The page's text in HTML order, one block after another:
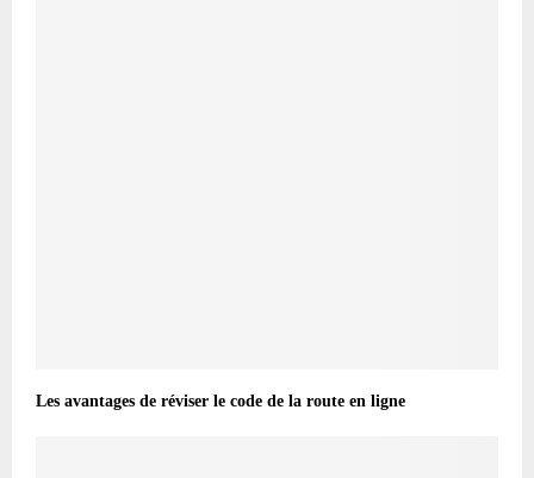
Les avantages de réviser le code de la route en ligne